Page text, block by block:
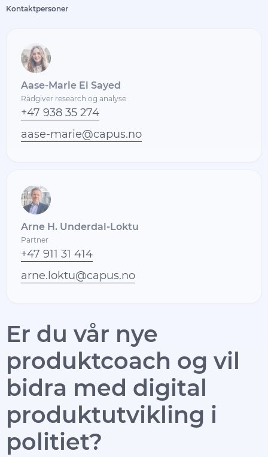
Er du vår nye
produktcoach og vil
bidra med digital
produktutvikling i
politiet?
Kontaktpersoner
Aase-Marie El Sayed
Rådgiver research og analyse
+47 938 35 274
aase-marie@capus.no
Arne H. Underdal-Loktu
Partner
+47 911 31 414
arne.loktu@capus.no